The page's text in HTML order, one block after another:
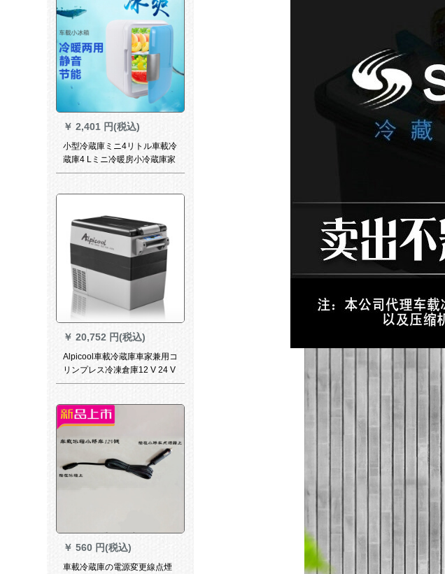
￥ 2,401 円(税込)
小型冷蔵庫ミニ4リトル車載冷
蔵庫4 Lミニ冷暖房小冷蔵庫家
兼用小型寮家庭用冷蔵加熱箱
￥ 20,752 円(税込)
Alpicool車載冷蔵庫車家兼用コ
リンプレス冷凍倉庫12 V 24 V
冷凍分区設計母乳レン寮ミニ
凍庫
￥ 560 円(税込)
車載冷蔵庫の電源変更線点煙